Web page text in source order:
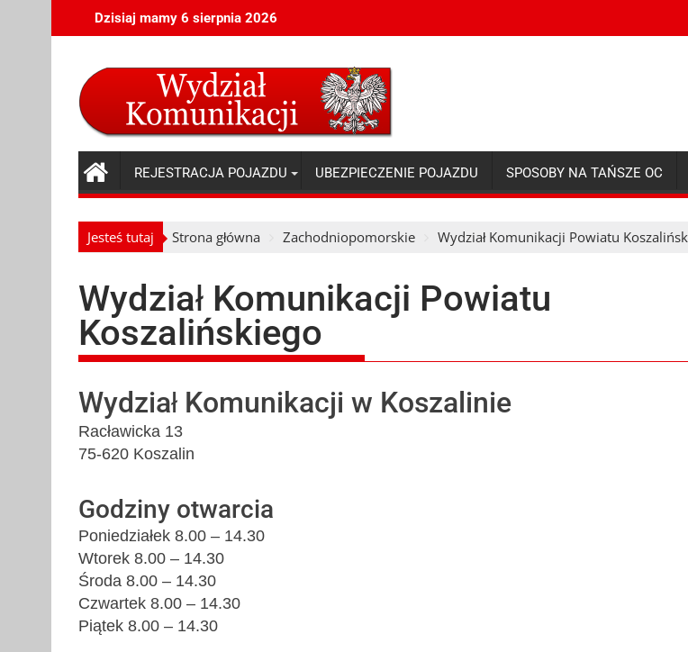
to
Dzisiaj mamy 6 sierpnia 2026
REJESTRACJA POJAZDU UBEZPIECZENIE POJAZDU SPOSOBY NA TAŃSZE OC
Jesteś tutaj Strona główna Zachodniopomorskie Wydział Komunikacji Powiatu
Wydział Komunikacji Powiatu
Koszalińskiego
Wydział Komunikacji w Koszalinie
Racławicka 13
75-620 Koszalin
Godziny otwarcia
Poniedziałek 8.00 – 14.30
Wtorek 8.00 – 14.30
Środa 8.00 – 14.30
Czwartek 8.00 – 14.30
Piątek 8.00 – 14.30